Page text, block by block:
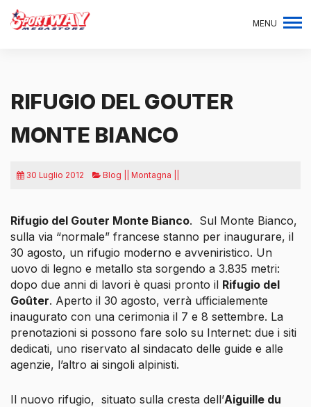
MENU
RIFUGIO DEL GOUTER
MONTE BIANCO
30 Luglio 2012 Blog || Montagna ||
Rifugio del Gouter Monte Bianco. Sul Monte Bianco,
sulla via “normale” francese stanno per inaugurare, il
30 agosto, un rifugio moderno e avveniristico. Un
uovo di legno e metallo sta sorgendo a 3.835 metri:
dopo due anni di lavori è quasi pronto il Rifugio del
Goûter. Aperto il 30 agosto, verrà ufficialemente
inaugurato con una cerimonia il 7 e 8 settembre. La
prenotazioni si possono fare solo su Internet: due i siti
dedicati, uno riservato al sindacato delle guide e alle
agenzie, l’altro ai singoli alpinisti.
Il nuovo rifugio, situato sulla cresta dell’Aiguille du